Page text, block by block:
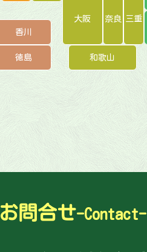
大阪 奈良 三重
和歌山
香川
徳島
お問合せ-Contact-